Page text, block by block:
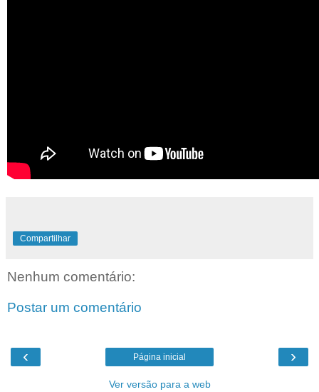
Compartilhar
Nenhum comentário:
Postar um comentário
‹ ›
Página inicial
Ver versão para a web